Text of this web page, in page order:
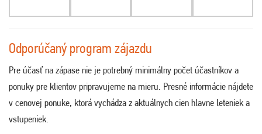
Odporúčaný program zájazdu
Pre účasť na zápase nie je potrebný minimálny počet účastníkov a
ponuky pre klientov pripravujeme na mieru. Presné informácie nájdete
v cenovej ponuke, ktorá vychádza z aktuálnych cien hlavne leteniek a
vstupeniek.